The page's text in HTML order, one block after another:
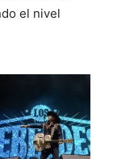
el nivel